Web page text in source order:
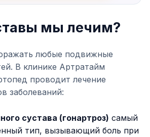
мы лечим?
любые подвижные
В клинике Артратайм
проводит лечение
заболеваний:
сустава (гонартроз) самый
тип, вызывающий боль при